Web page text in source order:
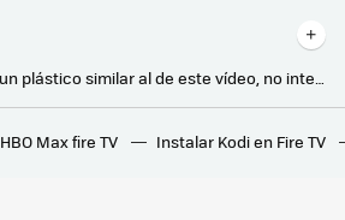
Si tu Smart TV tiene un plástico similar al de este vídeo, no intentes despegarlo si no quieres destrozarla
Cuando se presentó la película de Sonic las críticas aseguraban que era demasiado realista. No sabían hasta qué punto estaban equivocados
HBO Max fire TV Instalar Kodi en Fire TV